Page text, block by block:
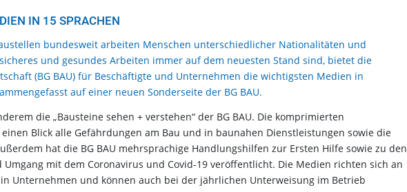
IN 15 SPRACHEN
bundesweit arbeiten Menschen unterschiedlicher Nationalitäten und
und gesundes Arbeiten immer auf dem neuesten Stand sind, bietet die
(BG BAU) für Beschäftigte und Unternehmen die wichtigsten Medien in
auf einer neuen Sonderseite der BG BAU.
die „Bausteine sehen + verstehen“ der BG BAU. Die komprimierten
Blick alle Gefährdungen am Bau und in baunahen Dienstleistungen sowie die
hat die BG BAU mehrsprachige Handlungshilfen zur Ersten Hilfe sowie zu den
mit dem Coronavirus und Covid-19 veröffentlicht. Die Medien richten sich an
Unternehmen und können auch bei der jährlichen Unterweisung im Betrieb